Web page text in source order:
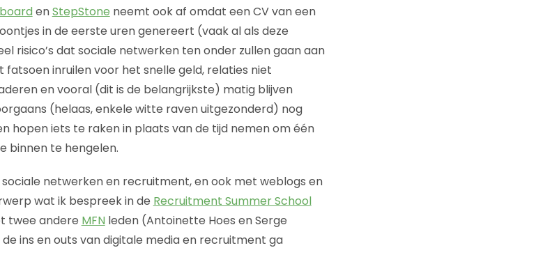
enStepStone neemt ook af omdat een CV van een
in de eerste uren genereert (vaak al als deze
risico’s dat sociale netwerken ten onder zullen gaan aan
inruilen voor het snelle geld, relaties niet
en vooral (dit is de belangrijkste) matig blijven
(helaas, enkele witte raven uitgezonderd) nog
hopen iets te raken in plaats van de tijd nemen om één
binnen te hengelen.
netwerken en recruitment, en ook met weblogs en
wat ik bespreek in de Recruitment Summer School
twee andere MFN leden (Antoinette Hoes en Serge
ins en outs van digitale media en recruitment ga